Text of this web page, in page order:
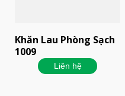
Khăn Lau Phòng Sạch
1009
Liên hệ